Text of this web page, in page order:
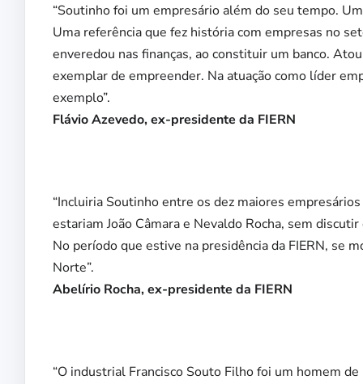
“Soutinho foi um empresário além do seu tempo.
Uma referência que fez história com empresas no
enveredou nas finanças, ao constituir um banco.
exemplar de empreender. Na atuação como líder
exemplo”.
Flávio Azevedo, ex-presidente da FIERN
“Incluiria Soutinho entre os dez maiores
estariam João Câmara e Nevaldo Rocha, sem
No período que estive na presidência da FIERN, se
Norte”.
Abelírio Rocha, ex-presidente da FIERN
“O industrial Francisco Souto Filho foi um homem